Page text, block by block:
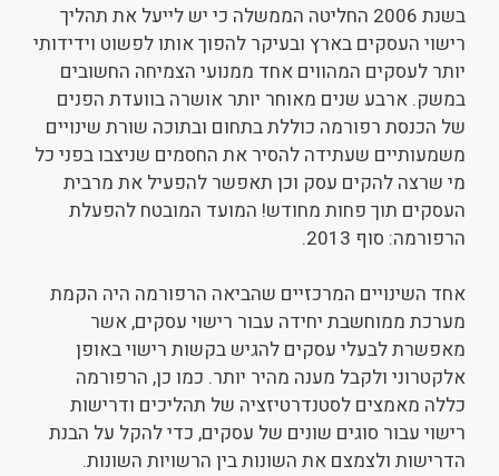
בשנת 2006 החליטה הממשלה כי יש לייעל את תהליך
רישוי העסקים בארץ ובעיקר להפוך אותו לפשוט וידידותי
יותר לעסקים המהווים אחד ממנועי הצמיחה החשובים
במשק. ארבע שנים מאוחר יותר אושרה בוועדת הפנים
של הכנסת רפורמה כוללת בתחום ובתוכה שורת שינויים
משמעותיים שעתידה להסיר את החסמים שניצבו בפני כל
מי שרצה להקים עסק וכן תאפשר להפעיל את מרבית
העסקים תוך פחות מחודש! המועד המובטח להפעלת
הרפורמה: סוף 2013.
אחד השינויים המרכזיים שהביאה הרפורמה היה הקמת
מערכת ממוחשבת יחידה עבור רישוי עסקים, אשר
מאפשרת לבעלי עסקים להגיש בקשות רישוי באופן
אלקטרוני ולקבל מענה מהיר יותר. כמו כן, הרפורמה
כללה מאמצים לסטנדרטיזציה של תהליכים ודרישות
רישוי עבור סוגים שונים של עסקים, כדי להקל על הבנת
הדרישות ולצמצם את השונות בין הרשויות השונות.